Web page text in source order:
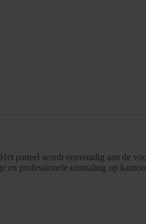
paneel wordt eenvoudig aan de
en professionele uitstraling op